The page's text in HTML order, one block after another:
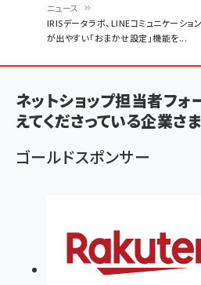
く
ず
ニュース
IRISデータラボ、LINEコミュニケーショ
が出やすい「おまかせ設定」機能を...
ネットショップ担当者フォ
えてくださっている企業さま
ゴールドスポンサー